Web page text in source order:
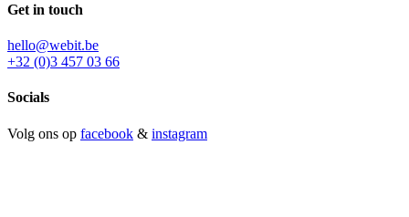
Get in touch
hello@webit.be
+32 (0)3 457 03 66
Socials
Volg ons op facebook & instagram